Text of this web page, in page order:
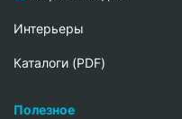
Интерьеры
Каталоги (PDF)
Полезное